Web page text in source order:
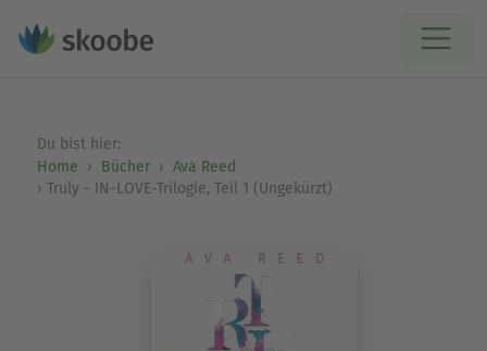
Du bist hier:
Home
Bücher
Ava Reed
Truly - IN-LOVE-Trilogie, Teil 1 (Ungekürzt)